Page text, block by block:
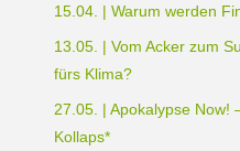
15.04. | Warum werden
13.05. | Vom Acker zum
fürs Klima?
27.05. | Apokalypse Now!
Kollaps*